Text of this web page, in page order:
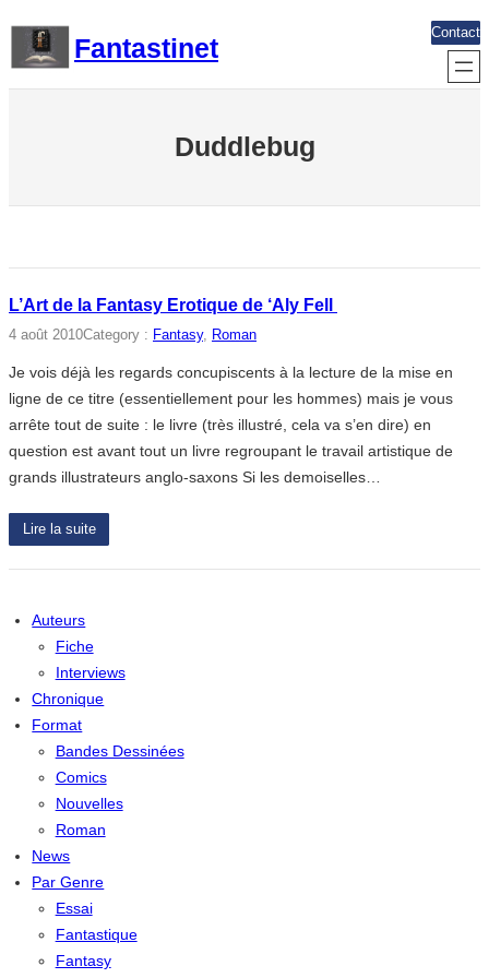
contenu
Fantastinet
Contact
Duddlebug
L’Art de la Fantasy Erotique de ‘Aly Fell
4 août 2010Category : Fantasy, Roman
Je vois déjà les regards concupiscents à la lecture de la mise en
ligne de ce titre (essentiellement pour les hommes) mais je vous
arrête tout de suite : le livre (très illustré, cela va s’en dire) en
question est avant tout un livre regroupant le travail artistique de
grands illustrateurs anglo-saxons Si les demoiselles…
Lire la suite
Auteurs
Fiche
Interviews
Chronique
Format
Bandes Dessinées
Comics
Nouvelles
Roman
News
Par Genre
Essai
Fantastique
Fantasy